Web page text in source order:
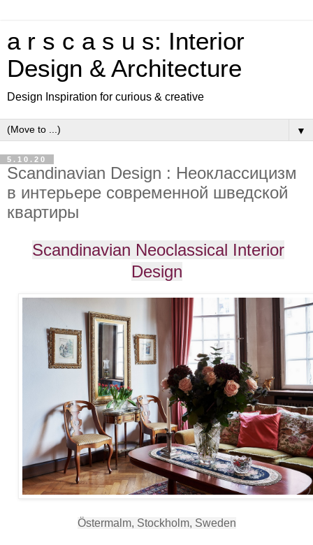
a r s c a s u s: Interior
Design & Architecture
Design Inspiration for curious & creative
▼
5.10.20
Scandinavian Design : Неоклассицизм
в интерьере современной шведской
квартиры
Scandinavian Neoclassical Interior
Design
Östermalm, Stockholm, Sweden